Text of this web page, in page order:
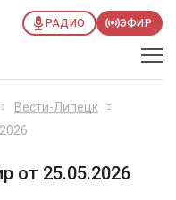
РАДИО ЭФИР
Вести-Липецк
от 25.05.2026